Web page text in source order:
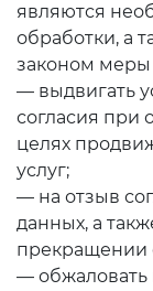
являются
обработки, а
законом меры
— выдвигать
согласия при
целях
услуг;
— на отзыв
данных, а
прекращении
— обжаловать